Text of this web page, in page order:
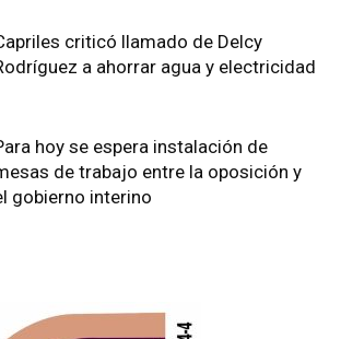
criticó llamado de Delcy
a ahorrar agua y electricidad
hoy se espera instalación de
de trabajo entre la oposición y
gobierno interino